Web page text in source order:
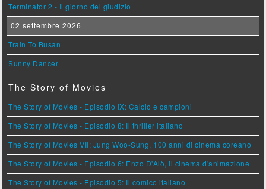
Terminator 2 - Il giorno del giudizio
02 settembre 2026
Train To Busan
Sunny Dancer
The Story of Movies
The Story of Movies - Episodio IX: Calcio e campioni
The Story of Movies - Episodio 8: Il thriller italiano
The Story of Movies VII: Jung Woo-Sung, 100 anni di cinema coreano
The Story of Movies - Episodio 6: Enzo D'Alò, il cinema d'animazione
The Story of Movies - Episodio 5: Il comico italiano